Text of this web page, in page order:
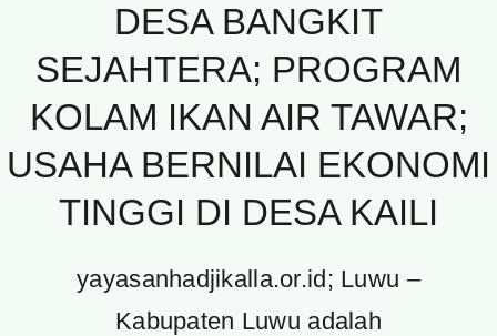
DESA BANGKIT
SEJAHTERA; PROGRAM
KOLAM IKAN AIR TAWAR;
USAHA BERNILAI EKONOMI
TINGGI DI DESA KAILI
yayasanhadjikalla.or.id; Luwu –
Kabupaten Luwu adalah